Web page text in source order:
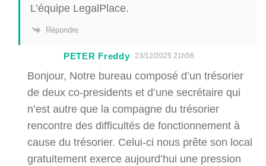
L’équipe LegalPlace.
Répondre
PETER Freddy 23/12/2025 21h56
Bonjour, Notre bureau composé d’un trésorier
de deux co-presidents et d’une secrétaire qui
n’est autre que la compagne du trésorier
rencontre des difficultés de fonctionnement à
cause du trésorier. Celui-ci nous prête son local
gratuitement exerce aujourd’hui une pression